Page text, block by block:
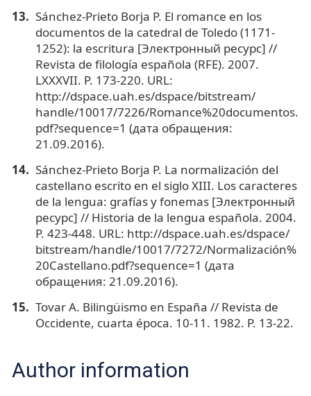
Sánchez-Prieto Borja P. El romance en los
documentos de la catedral de Toledo (1171-
1252): la escritura [Электронный ресурс] //
Revista de filología española (RFE). 2007.
LXXXVII. P. 173-220. URL:
http://dspace.uah.es/dspace/bitstream/
handle/10017/7226/Romance%20documentos.
pdf?sequence=1 (дата обращения:
21.09.2016).
Sánchez-Prieto Borja P. La normalización del
castellano escrito en el siglo XIII. Los caracteres
de la lengua: grafías y fonemas [Электронный
ресурс] // Historia de la lengua española. 2004.
Р. 423-448. URL: http://dspace.uah.es/dspace/
bitstream/handle/10017/7272/Normalización%
20Castellano.pdf?sequence=1 (дата
обращения: 21.09.2016).
Tovar A. Bilingüismo en España // Revista de
Occidente, cuarta época. 10-11. 1982. Р. 13-22.
Author information